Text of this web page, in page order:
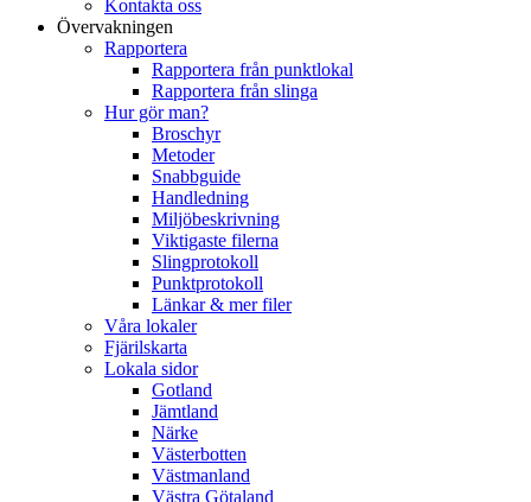
Kontakta oss
Övervakningen
Rapportera
Rapportera från punktlokal
Rapportera från slinga
Hur gör man?
Broschyr
Metoder
Snabbguide
Handledning
Miljöbeskrivning
Viktigaste filerna
Slingprotokoll
Punktprotokoll
Länkar & mer filer
Våra lokaler
Fjärilskarta
Lokala sidor
Gotland
Jämtland
Närke
Västerbotten
Västmanland
Västra Götaland